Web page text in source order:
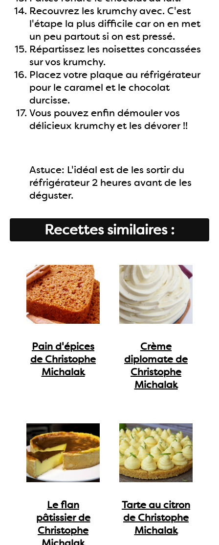
Recouvrez les krumchy avec. C'est
l'étape la plus difficile car on en met
un peu partout si on est pressé.
Répartissez les noisettes concassées
sur vos krumchy.
Placez votre plaque au réfrigérateur
pour le caramel et le chocolat
durcisse.
Vous pouvez enfin démouler vos
délicieux krumchy et les dévorer !!
Astuce: L'idéal est de les sortir du
réfrigérateur 2 heures avant de les
déguster.
Recettes similaires :
Pain d'épices
de Christophe
Michalak
Crème
diplomate de
Christophe
Michalak
Le flan
pâtissier de
Christophe
Tarte au citron
de Christophe
Michalak